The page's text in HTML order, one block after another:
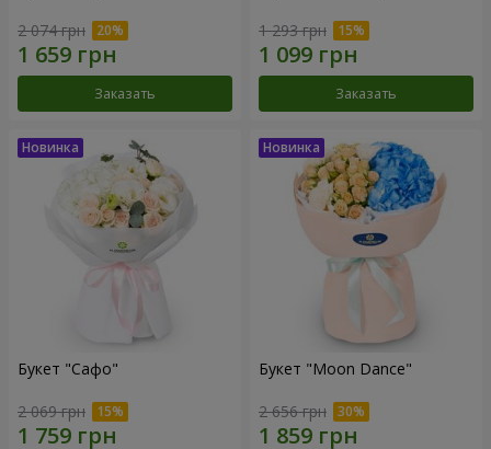
2 074 грн
Заказать
1 293 грн
Заказать
Букет "Сафо"
2 069 грн
Букет "Moon Dance"
2 656 грн